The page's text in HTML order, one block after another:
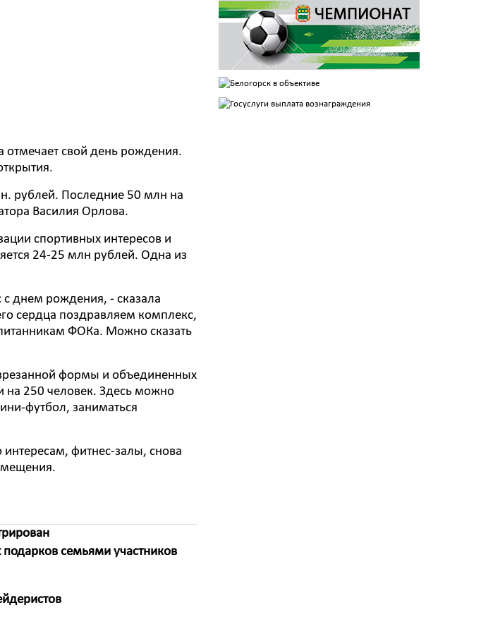
свой день рождения.
рублей. Последние 50 млн на
Василия Орлова.
спортивных интересов и
24-25 млн рублей. Одна из
днем рождения, - сказала
сердца поздравляем комплекс,
ФОКа. Можно сказать
формы и объединенных
на 250 человек. Здесь можно
футбол, заниматься
фитнес-залы, снова
семьями участников